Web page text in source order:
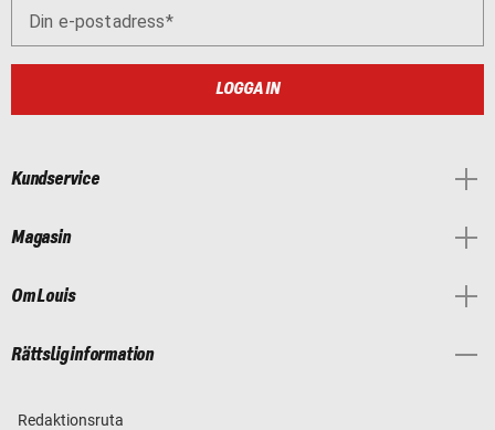
Din e-postadress
LOGGA IN
Kundservice
Magasin
Om Louis
Rättslig information
Redaktionsruta